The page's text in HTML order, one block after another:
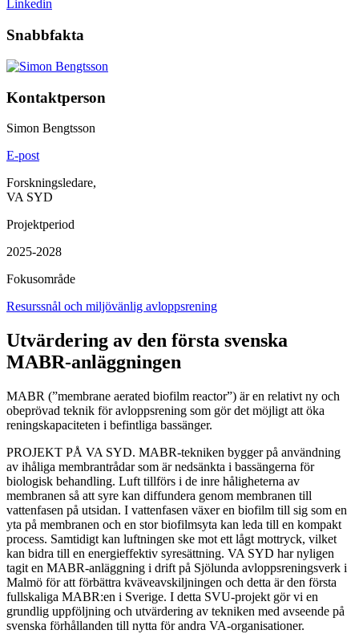
Linkedin
Snabbfakta
Kontaktperson
Simon Bengtsson
E-post
Forskningsledare,
VA SYD
Projektperiod
2025-2028
Fokusområde
Resurssnål och miljövänlig avloppsrening
Utvärdering av den första svenska
MABR-anläggningen
MABR (”membrane aerated biofilm reactor”) är en relativt ny och
obeprövad teknik för avloppsrening som gör det möjligt att öka
reningskapaciteten i befintliga bassänger.
PROJEKT PÅ VA SYD. MABR-tekniken bygger på användning
av ihåliga membrantrådar som är nedsänkta i bassängerna för
biologisk behandling. Luft tillförs i de inre håligheterna av
membranen så att syre kan diffundera genom membranen till
vattenfasen på utsidan. I vattenfasen växer en biofilm till sig som en
yta på membranen och en stor biofilmsyta kan leda till en kompakt
process. Samtidigt kan luftningen ske mot ett lågt mottryck, vilket
kan bidra till en energieffektiv syresättning. VA SYD har nyligen
tagit en MABR-anläggning i drift på Sjölunda avloppsreningsverk i
Malmö för att förbättra kväveavskiljningen och detta är den första
fullskaliga MABR:en i Sverige. I detta SVU-projekt gör vi en
grundlig uppföljning och utvärdering av tekniken med avseende på
svenska förhållanden till nytta för andra VA-organisationer.